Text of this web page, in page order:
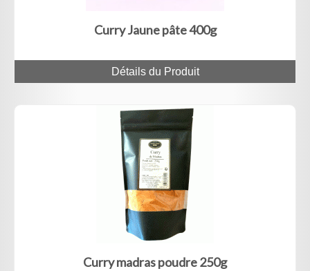
Curry Jaune pâte 400g
Détails du Produit
Curry madras poudre 250g